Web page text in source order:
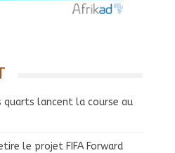
quarts lancent la course au
le projet FIFA Forward